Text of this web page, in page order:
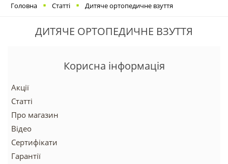
Головна Статті Дитяче ортопедичне взуття
ДИТЯЧЕ ОРТОПЕДИЧНЕ ВЗУТТЯ
Корисна інформація
Акції
Статті
Про магазин
Відео
Сертифікати
Гарантії